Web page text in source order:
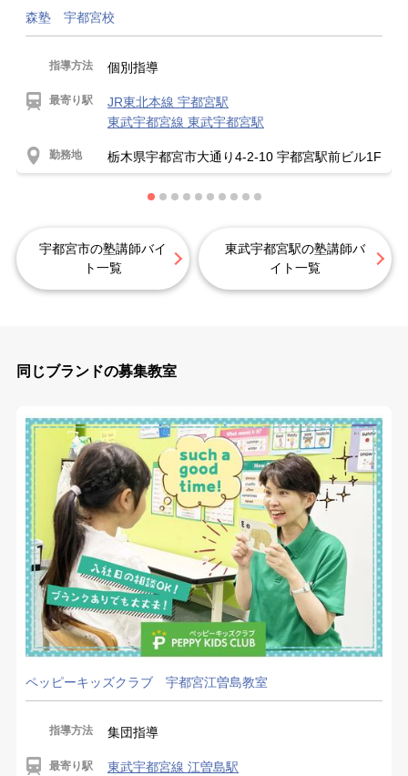
森塾 宇都宮校
指導方法 個別指導
最寄り駅
JR東北本線 宇都宮駅
東武宇都宮線 東武宇都宮駅
勤務地 栃木県宇都宮市大通り4-2-10 宇都宮駅前ビル1F
宇都宮市の塾講師バイ
ト一覧
東武宇都宮駅の塾講師バ
イト一覧
同じブランドの募集教室
ペッピーキッズクラブ 宇都宮江曽島教室
指導方法 集団指導
最寄り駅 東武宇都宮線 江曽島駅